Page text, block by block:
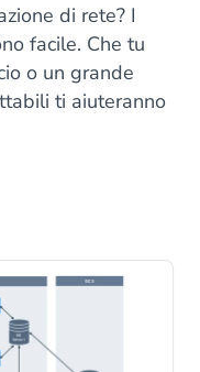
di rete? I
facile. Che tu
o un grande
ti aiuteranno